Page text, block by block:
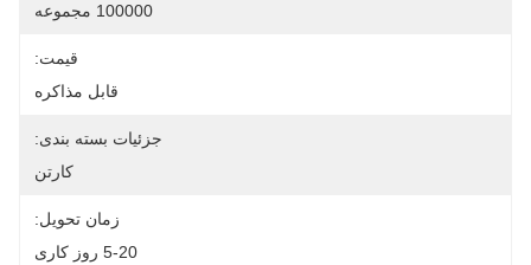
100000 مجموعه
قیمت:
قابل مذاکره
جزئیات بسته بندی:
کارتن
زمان تحویل:
5-20 روز کاری